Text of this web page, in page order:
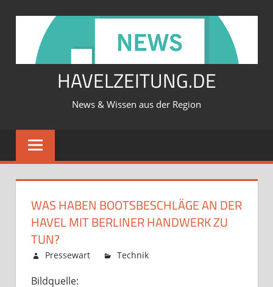
springen
HAVELZEITUNG.DE
News & Wissen aus der Region
WAS HABEN BOOTSBESCHLÄGE AN DER
HAVEL MIT BERLINER HANDWERK ZU
TUN?
Februar 12, 2026
Pressewart Technik
Bildquelle: